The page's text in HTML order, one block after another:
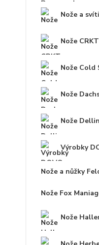
Nože a
Nože CRKT
Nože Cold
Nože
Nože
Výrobky
Nože a nůžky
Nože Fox
Nože